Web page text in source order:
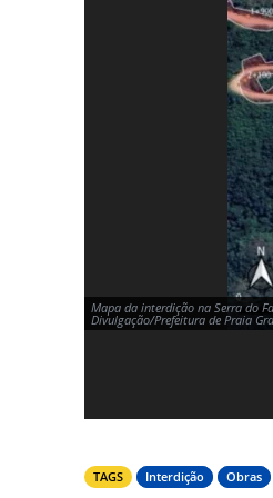
Mapa da interdição na Serra do
Divulgação/Prefeitura de Praia
TAGS Interdição Obras